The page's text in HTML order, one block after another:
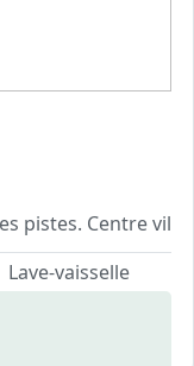
pistes. Centre
de 55 m² avec
Lave-vaisselle